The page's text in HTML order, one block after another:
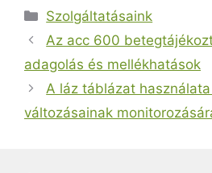
Kategória
Szolgáltatásaink
Az acc 600
adagolás és mellékhatások
A láz táblázat
változásainak